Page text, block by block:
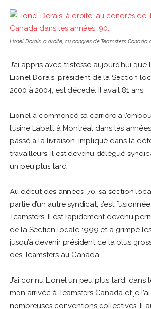
Lionel Dorais, à droite, au congrès de Teamsters Canada
J’ai appris avec tristesse aujourd’hui
Lionel Dorais, président de la Section
2000 à 2004, est décédé. Il avait 81 ans.
Lionel a commencé sa carrière à
l’usine Labatt à Montréal dans les
passé à la livraison. Impliqué dans la
travailleurs, il est devenu délégué
un peu plus tard.
Au début des années ’70, sa section
partie d’un autre syndicat, s’est
Teamsters. Il est rapidement devenu
de la Section locale 1999 et a grimpé
jusqu’à devenir président de la plus
des Teamsters au Canada.
J’ai connu Lionel un peu plus tard, dans
mon arrivée à Teamsters Canada et je
nombreuses conventions collectives. Il